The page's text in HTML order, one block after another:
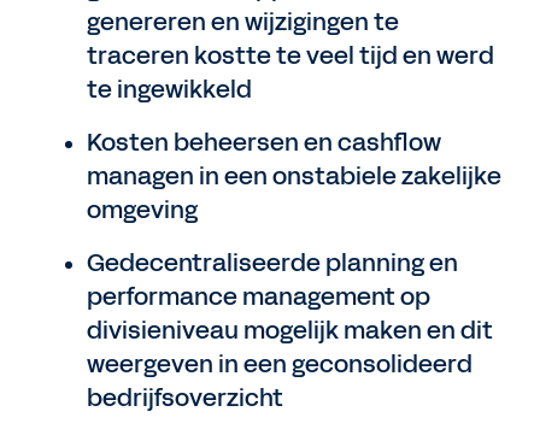
genereren en wijzigingen te
traceren kostte te veel tijd en werd
te ingewikkeld
Kosten beheersen en cashflow
managen in een onstabiele zakelijke
omgeving
Gedecentraliseerde planning en
performance management op
divisieniveau mogelijk maken en dit
weergeven in een geconsolideerd
bedrijfsoverzicht